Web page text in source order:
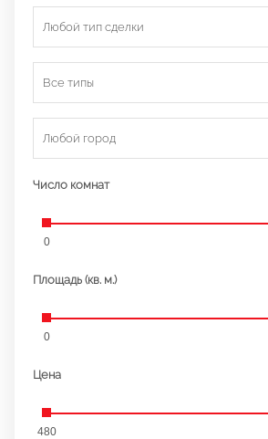
Любой тип сделки
Все типы
Любой город
Число комнат
0
Площадь (кв. м.)
0
Цена
480